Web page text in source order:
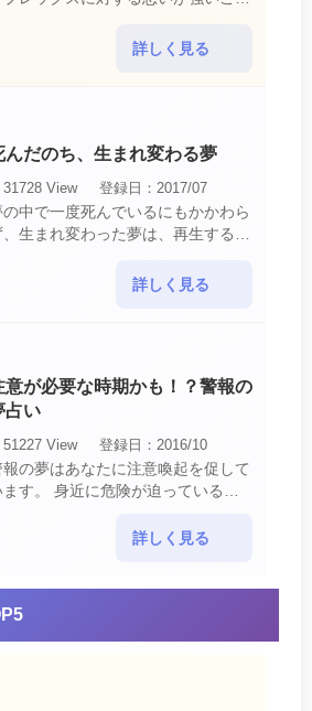
所やコンプレックスを的確に認識し
詳しく見る
んだのち、生まれ変わる夢
31728 View
登録日：2017/07
の中で一度死んでいるにもかかわら
、生まれ変わった夢は、再生する夢
なたに関するすべての運気が上昇し
詳しく見る
意が必要な時期かも！？警報の
占い
51227 View
登録日：2016/10
報の夢はあなたに注意喚起を促して
身近に危険が迫っている暗
危機を回避する事が必要です。 ま
詳しく見る